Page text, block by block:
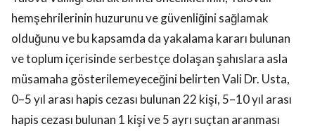
hemşehrilerinin huzurunu ve güvenliğini sağlamak
olduğunu ve bu kapsamda da yakalama kararı bulunan
ve toplum içerisinde serbestçe dolaşan şahıslara asla
müsamaha gösterilemeyeceğini belirten Vali Dr. Usta,
0–5 yıl arası hapis cezası bulunan 22 kişi, 5–10 yıl arası
hapis cezası bulunan 1 kişi ve 5 ayrı suçtan aranması